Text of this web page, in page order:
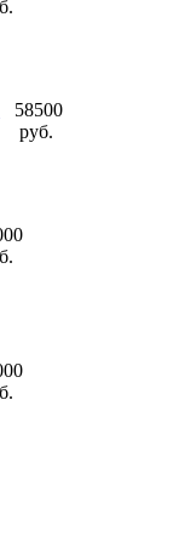
58500
руб.